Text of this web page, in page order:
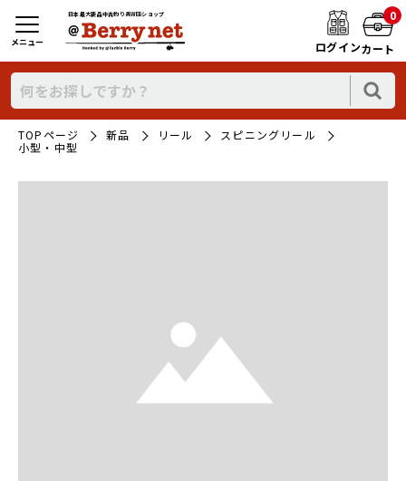
日本最大新品中古釣り具WEBショップ
ログイン
0
カート
メニュー
TOPページ 新品 リール
スピニングリール
小型・中型